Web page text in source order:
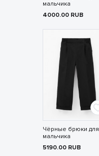
мальчика
4000.00 RUB
Чёрные брюки для
мальчика
5190.00 RUB